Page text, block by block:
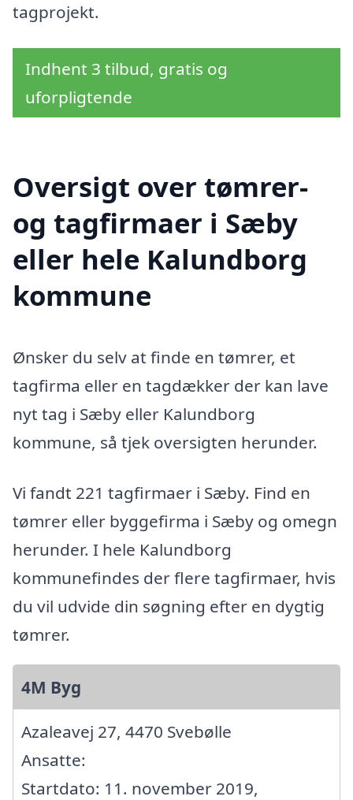
tagprojekt.
Indhent 3 tilbud, gratis og
uforpligtende
Oversigt over tømrer-
og tagfirmaer i Sæby
eller hele Kalundborg
kommune
Ønsker du selv at finde en tømrer, et
tagfirma eller en tagdækker der kan lave
nyt tag i Sæby eller Kalundborg
kommune, så tjek oversigten herunder.
Vi fandt 221 tagfirmaer i Sæby. Find en
tømrer eller byggefirma i Sæby og omegn
herunder. I hele Kalundborg
kommunefindes der flere tagfirmaer, hvis
du vil udvide din søgning efter en dygtig
tømrer.
4M Byg
Azaleavej 27, 4470 Svebølle
Ansatte:
Startdato: 11. november 2019,